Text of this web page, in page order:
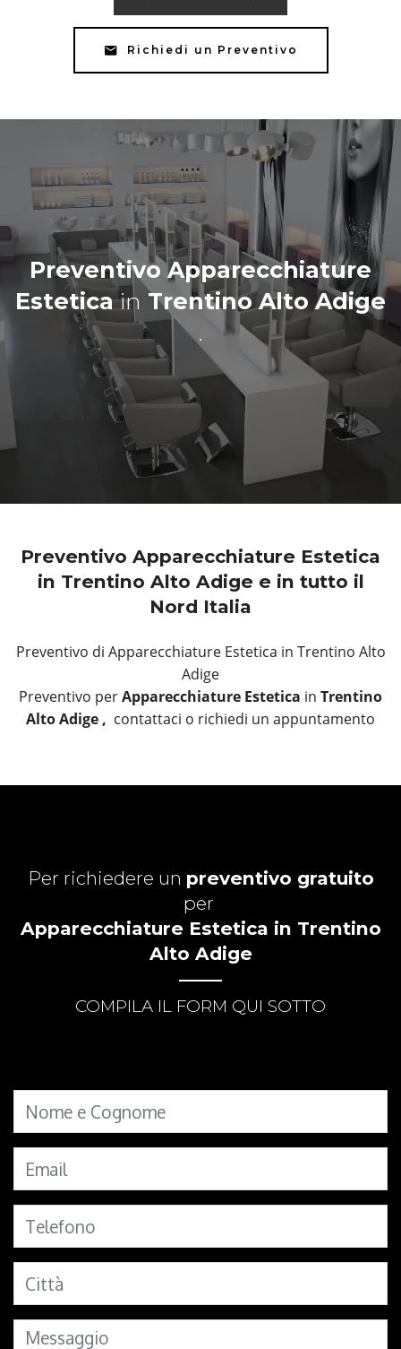
Richiedi un Preventivo
Preventivo Apparecchiature
Esteticain Trentino Alto Adige
.
Preventivo Apparecchiature Estetica
in Trentino Alto Adige e in tutto il
Nord Italia
Preventivo di Apparecchiature Estetica in Trentino Alto
Adige
Preventivo perApparecchiature Estetica in Trentino
Alto Adige , contattaci o richiedi un appuntamento
Per richiedere un preventivo gratuito
per
Apparecchiature Estetica in Trentino
Alto Adige
COMPILA IL FORM QUI SOTTO